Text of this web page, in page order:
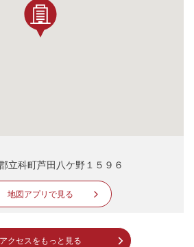
立科町芦田八ケ野１５９６
地図アプリで見る
アクセスをもっと見る